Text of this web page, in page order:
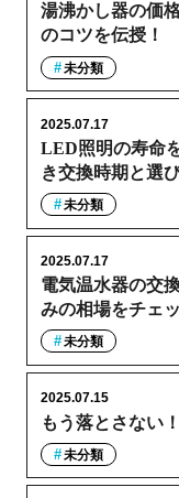
湯沸かし器の価
のコツを伝授！
未分類
LED照明の寿命
き交換時期と選
2025.07.17
未分類
電気温水器の交
みの相場をチェ
2025.07.17
未分類
もう落とさない
2025.07.15
未分類